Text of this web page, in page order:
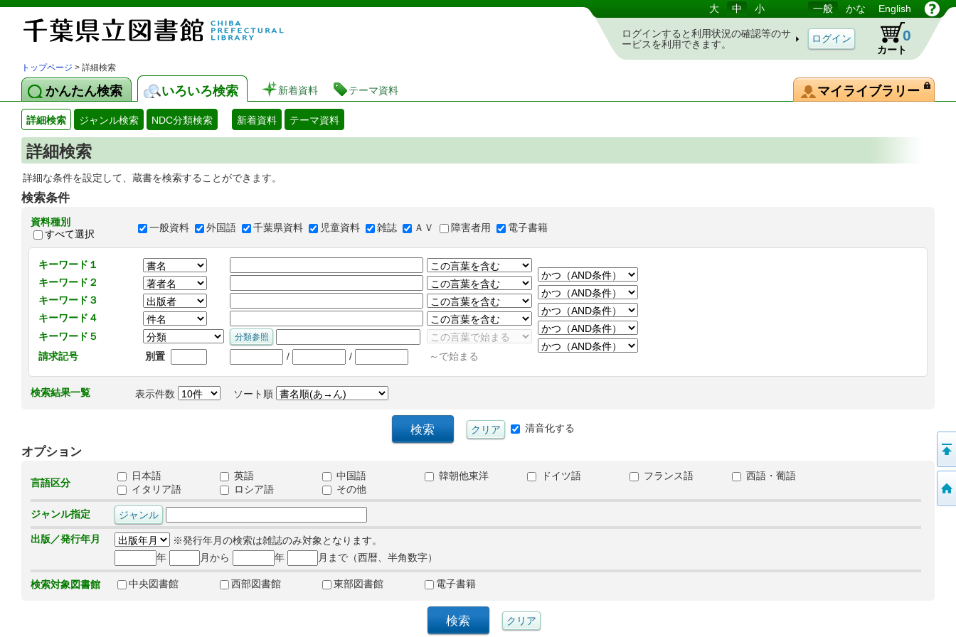
図書館 蔵書検索・予約システム 大 中 小 一般 かな English
ログインすると利用状況の確認等のサ
ービスを利用できます。
カート
0
トップページ > 詳細検索
かんたん検索 いろいろ検索 新着資料 テーマ資料 マイライブラリー
詳細検索 ジャンル検索 NDC分類検索 新着資料 テーマ資料
詳細検索
詳細な条件を設定して、蔵書を検索することができます。
検索条件
資料種別
すべて選択
一般資料 外国語 千葉県資料 児童資料 雑誌 ＡＶ 障害者用 電子書籍
キーワード１
キーワード２
キーワード３
キーワード４
キーワード５
請求記号
別置 / / ～で始まる
検索結果一覧 表示件数 ソート順
清音化する
オプション
言語区分
日本語 英語 中国語 韓朝他東洋 ドイツ語 フランス語
西語・葡語
イタリア語
ロシア語 その他
ジャンル指定
出版／発行年月
※発行年月の検索は雑誌のみ対象となります。
年
月から 年 月まで（西暦、半角数字）
検索対象図書館 中央図書館 西部図書館 東部図書館 電子書籍